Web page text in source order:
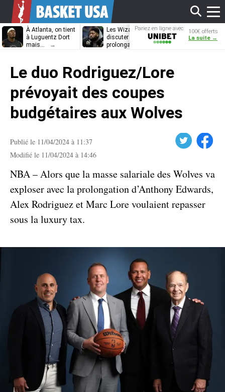
À Atlanta, on tient
à Luguentz Dort
mais…
Les Wizards vont
discuter
prolongation avec
Dennis
découvrira-t-il
Pariez en ligne avec
Unibet
100€ offerts
La suite →
Le duo Rodriguez/Lore
prévoyait des coupes
budgétaires aux Wolves
Publié le 11/04/2024 à 11:37
Modifié le 11/04/2024 à 14:46
Facebook
NBA – Alors que la masse salariale des Wolves va
exploser avec la prolongation d’Anthony Edwards,
Alex Rodriguez et Marc Lore voulaient repasser
sous la luxury tax.